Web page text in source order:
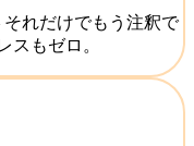
れだけでもう注釈で
スもゼロ。